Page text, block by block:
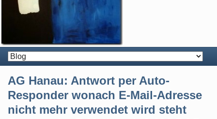
AG Hanau: Antwort per Auto-
Responder wonach E-Mail-Adresse
nicht mehr verwendet wird steht